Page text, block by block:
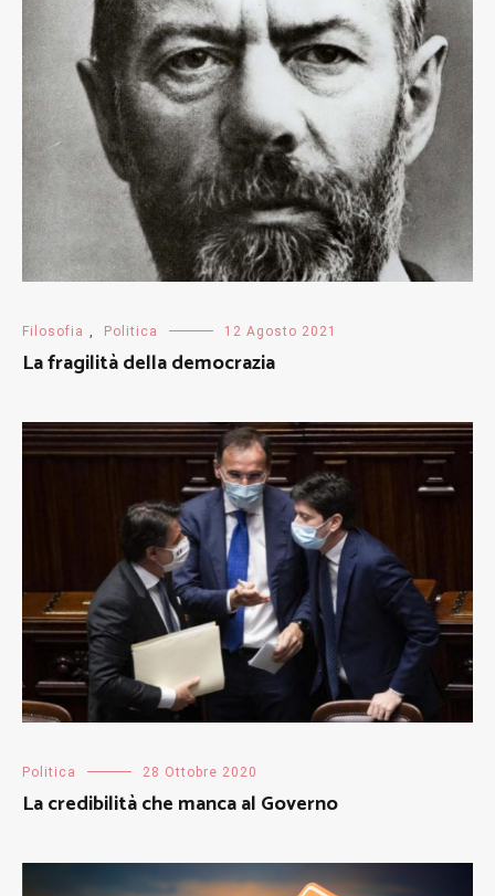
Filosofia Politica 12 Agosto 2021
La fragilità della democrazia
Politica 28 Ottobre 2020
La credibilità che manca al Governo